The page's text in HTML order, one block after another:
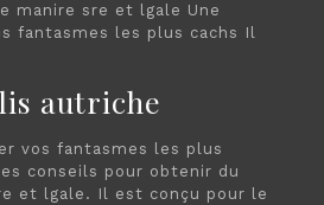
manire sre et lgale Une
fantasmes les plus cachs Il
autriche
vos fantasmes les plus
conseils pour obtenir du
et lgale. Il est conçu pour le